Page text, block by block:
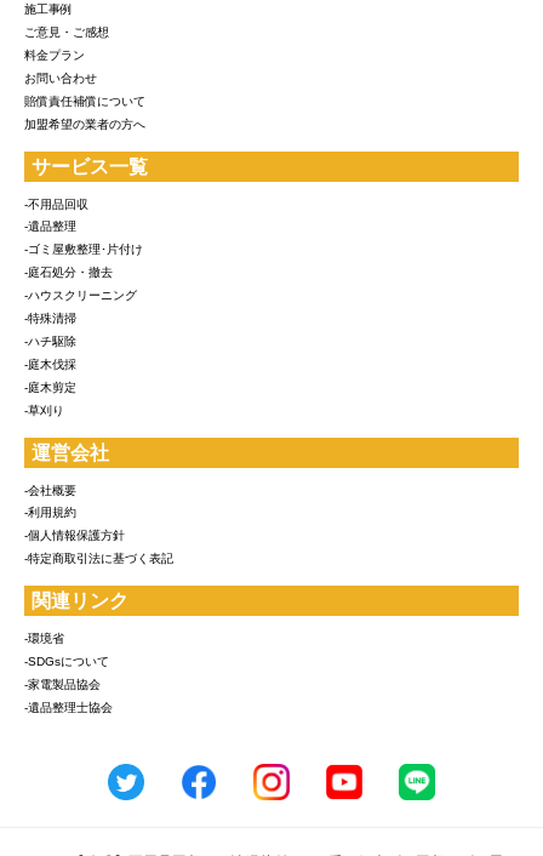
施工事例
ご意見・ご感想
料金プラン
お問い合わせ
賠償責任補償について
加盟希望の業者の方へ
サービス一覧
-不用品回収
-遺品整理
-ゴミ屋敷整理･片付け
-庭石処分・撤去
-ハウスクリーニング
-特殊清掃
-ハチ駆除
-庭木伐採
-庭木剪定
-草刈り
運営会社
-会社概要
-利用規約
-個人情報保護方針
-特定商取引法に基づく表記
関連リンク
-環境省
-SDGsについて
-家電製品協会
-遺品整理士協会